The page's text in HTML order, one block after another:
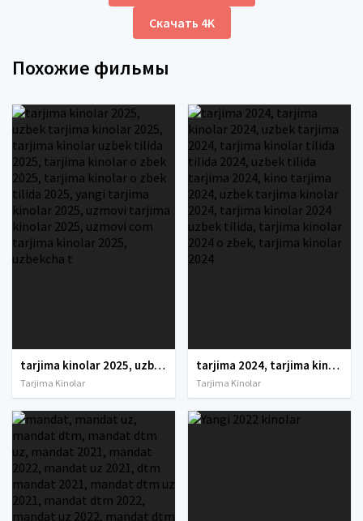
Скачать 4K
Похожие фильмы
tarjima kinolar 2025, uzbek tarjima kinolar 2025, tarjima kinolar uzbek tilida 2025, tarjima kinolar o zbek 2025, tarjima kinolar o zbek tilida 2025, yangi tarjima kinolar 2025, uzmovi tarjima kinolar 2025, uzmovi com tarjima kinolar 2025, uzbekcha t
Tarjima Kinolar
tarjima 2024, tarjima kinolar 2024, uzbek tarjima 2024, tarjima kinolar tilida tilida 2024, uzbek tilida tarjima 2024, kino tarjima 2024, uzbek tarjima kinolar 2024, tarjima kinolar 2024 uzbek tilida, tarjima kinolar 2024 o zbek, tarjima kinolar 2024
Tarjima Kinolar